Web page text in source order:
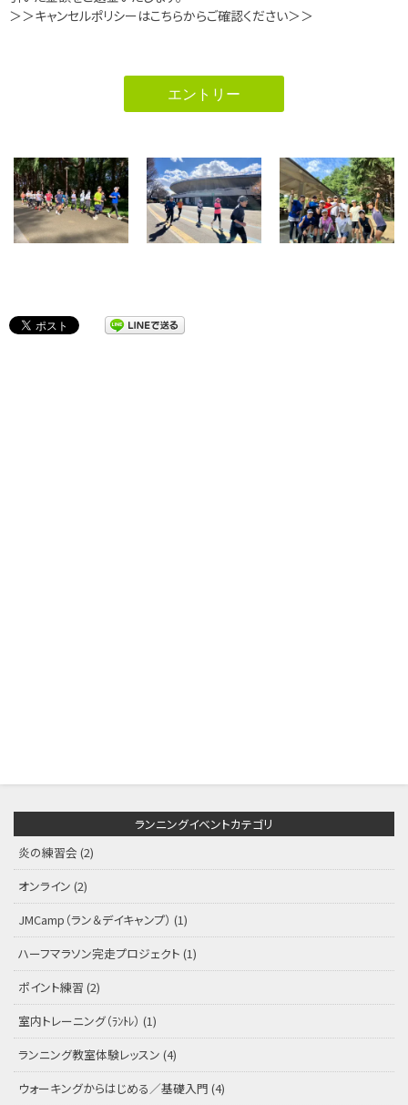
＞＞キャンセルポリシーはこちらからご確認ください＞＞
エントリー
ランニングイベントカテゴリ
炎の練習会 (2)
オンライン (2)
JMCamp（ラン＆デイキャンプ） (1)
ハーフマラソン完走プロジェクト (1)
ポイント練習 (2)
室内トレーニング（ﾗﾝﾄﾚ） (1)
ランニング教室体験レッスン (4)
ウォーキングからはじめる／基礎入門 (4)